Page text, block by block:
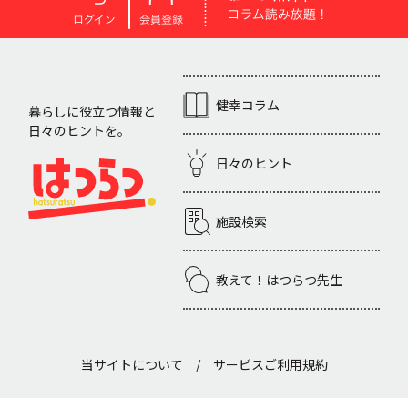
暮らしに役立つ情報と
日々のヒントを。
健幸コラム
日々のヒント
施設検索
教えて！はつらつ先生
当サイトについて / サービスご利用規約